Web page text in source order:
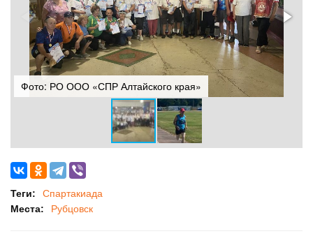
Фото: РО ООО «СПР Алтайского края»
Теги:
Спартакиада
Места:
Рубцовск